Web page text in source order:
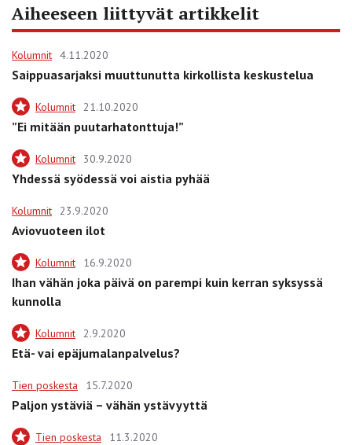
Aiheeseen liittyvät artikkelit
Kolumnit 4.11.2020
Saippuasarjaksi muuttunutta kirkollista keskustelua
Kolumnit 21.10.2020
”Ei mitään puutarhatonttuja!”
Kolumnit 30.9.2020
Yhdessä syödessä voi aistia pyhää
Kolumnit 23.9.2020
Aviovuoteen ilot
Kolumnit 16.9.2020
Ihan vähän joka päivä on parempi kuin kerran syksyssä
kunnolla
Kolumnit 2.9.2020
Etä- vai epäjumalanpalvelus?
Tien poskesta 15.7.2020
Paljon ystäviä – vähän ystävyyttä
Tien poskesta 11.3.2020